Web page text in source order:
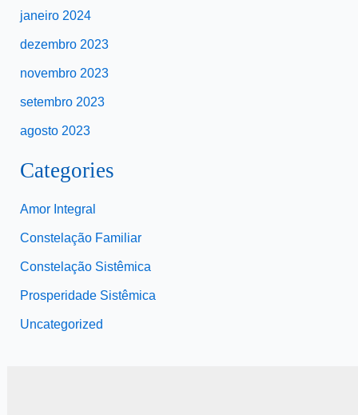
janeiro 2024
dezembro 2023
novembro 2023
setembro 2023
agosto 2023
Categories
Amor Integral
Constelação Familiar
Constelação Sistêmica
Prosperidade Sistêmica
Uncategorized